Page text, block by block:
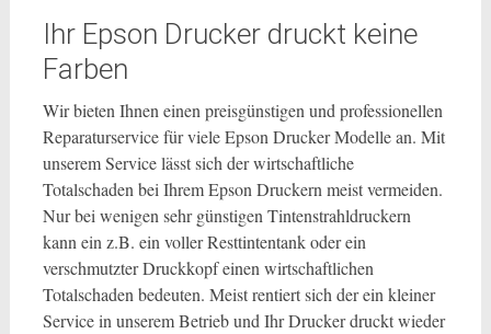
Ihr Epson Drucker druckt keine
Farben
Wir bieten Ihnen einen preisgünstigen und professionellen
Reparaturservice für viele Epson Drucker Modelle an. Mit
unserem Service lässt sich der wirtschaftliche
Totalschaden bei Ihrem Epson Druckern meist vermeiden.
Nur bei wenigen sehr günstigen Tintenstrahldruckern
kann ein z.B. ein voller Resttintentank oder ein
verschmutzter Druckkopf einen wirtschaftlichen
Totalschaden bedeuten. Meist rentiert sich der ein kleiner
Service in unserem Betrieb und Ihr Drucker druckt wieder